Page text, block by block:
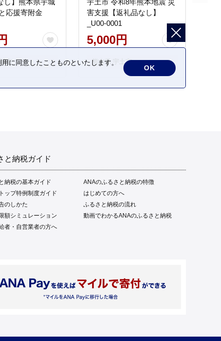
し】熊本県宇城
応援寄附金
市
宇土市 令和8年熊本地震 災
害支援【返礼品なし】
_U00-0001
5,000円
熊本県 宇土市
と納税ガイド
納税の基本ガイド
ANAのふるさと納税の特徴
ップ特例制度ガイド
はじめての方へ
のしかた
ふるさと納税の流れ
額シミュレーション
動画でわかるANAのふるさと納税
者・自営業者の方へ
に同意したことものといたします。
OK